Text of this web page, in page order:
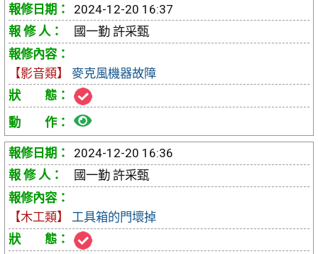
報
單
2024-12-20 16:37
國一勤 許采甄
【影音類】麥克風機器故障
檢
視
報
單
2024-12-20 16:36
國一勤 許采甄
【木工類】 工具箱的門壞掉